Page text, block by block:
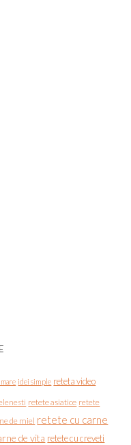
idei simple reteta video
retete asiatice retete
de miel retete cu carne
de vita retete cu creveti